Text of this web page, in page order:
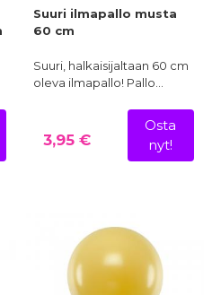
Suuri ilmapallo musta
60 cm
Suuri, halkaisijaltaan 60 cm
oleva ilmapallo! Pallo…
3,95 €
Osta
nyt!